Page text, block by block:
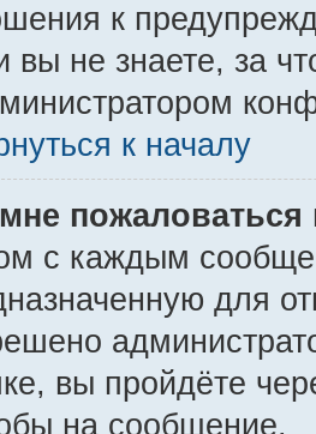
к
вы не знаете, за
к началу
с каждым
для
вы пройдёте
на сообщение.